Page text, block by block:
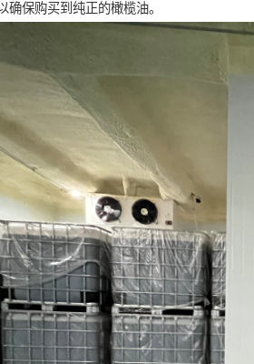
确保购买到纯正的橄榄油。